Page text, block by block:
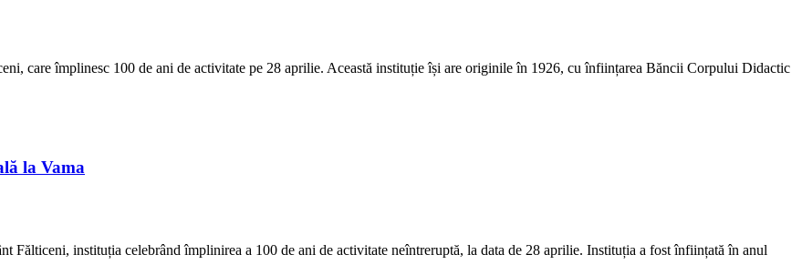
care împlinesc 100 de ani de activitate pe 28 aprilie. Această instituție își are originile în 1926, cu înființarea Băncii Corpului Didactic
la Vama
Fălticeni, instituția celebrând împlinirea a 100 de ani de activitate neîntreruptă, la data de 28 aprilie. Instituția a fost înființată în anul